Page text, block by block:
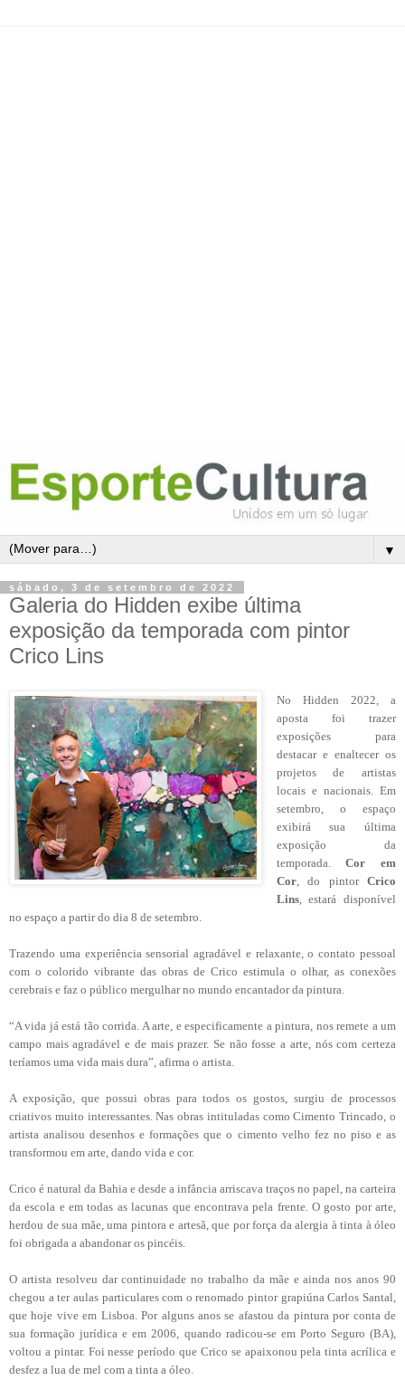
▼
sábado, 3 de setembro de 2022
Galeria do Hidden exibe última
exposição da temporada com pintor
Crico Lins
No Hidden 2022, a
aposta foi trazer
exposições para
destacar e enaltecer os
projetos de artistas
locais e nacionais. Em
setembro, o espaço
exibirá sua última
exposição da
temporada.Cor em
Cor, do pintor Crico
Lins, estará disponível
no espaço a partir do dia 8 de setembro.
Trazendo uma experiência sensorial agradável e relaxante, o contato pessoal
com o colorido vibrante das obras de Crico estimula o olhar, as conexões
cerebrais e faz o público mergulhar no mundo encantador da pintura.
“A vida já está tão corrida. A arte, e especificamente a pintura, nos remete a um
campo mais agradável e de mais prazer. Se não fosse a arte, nós com certeza
teríamos uma vida mais dura”, afirma o artista.
A exposição, que possui obras para todos os gostos, surgiu de processos
criativos muito interessantes. Nas obras intituladas como Cimento Trincado, o
artista analisou desenhos e formações que o cimento velho fez no piso e as
transformou em arte, dando vida e cor.
Crico é natural da Bahia e desde a infância arriscava traços no papel, na carteira
da escola e em todas as lacunas que encontrava pela frente. O gosto por arte,
herdou de sua mãe, uma pintora e artesã, que por força da alergia à tinta à óleo
foi obrigada a abandonar os pincéis.
O artista resolveu dar continuidade no trabalho da mãe e ainda nos anos 90
chegou a ter aulas particulares com o renomado pintor grapiúna Carlos Santal,
que hoje vive em Lisboa. Por alguns anos se afastou da pintura por conta de
sua formação jurídica e em 2006, quando radicou-se em Porto Seguro (BA),
voltou a pintar. Foi nesse período que Crico se apaixonou pela tinta acrílica e
desfez a lua de mel com a tinta a óleo.